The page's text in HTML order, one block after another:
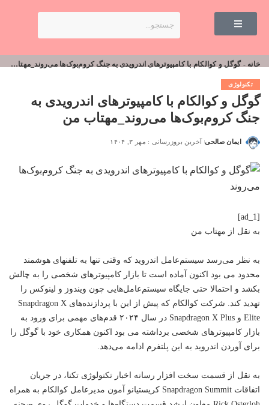
خانه -گوگل و کوالکام با کامپیوترهای اندرویدی به جنگ کروم‌بوک‌ها می‌روند_مهتاب من
تکنولوژی
گوگل و کوالکام با کامپیوترهای اندرویدی به
جنگ کروم‌بوک‌ها می‌روند_مهتاب من
ایمان صالحی آخرین بروزرسانی : مهر ۳, ۱۴۰۴
[ad_1]
به نقل از مهتاب من
به نظر می‌رسد سیستم‌عامل اندروید که وقتی تنها به تلفنهای هوشمند
محدود می بود اکنون آماده است تا بازار کامپیوترهای شخصی را به چالش
بکشد و احتمالا حتی جایگاه سیستم‌عامل‌هایی چون ویندوز و لینوکس را
تهدید کند. شرکت کوالکام که پیش از این با پردازنده‌های Snapdragon X
Elite و Snapdragon X Plus در سال ۲۰۲۴ قدم‌های مهمی برای ورود به
بازار کامپیوترهای شخصی برداشته می بود اکنون همکاری خود با گوگل را
برای آوردن اندروید به این پلتفرم ادامه می‌دهد.
به نقل از قسمت سخت افزار رسانه اخبار تکنولوژی تکنا، در جریان
اتفاقات Snapdragon Summit کریستیانو آمون مدیرعامل کوالکام به همراه